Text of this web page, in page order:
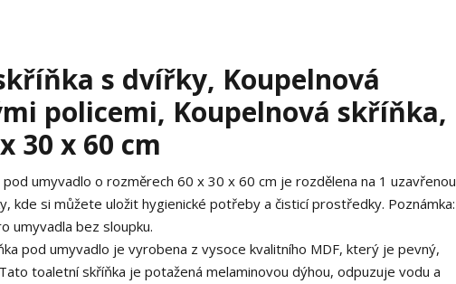
s dvířky, Koupelnová
policemi, Koupelnová skříňka,
30 x 60 cm
umyvadlo o rozměrech 60 x 30 x 60 cm je rozdělena na 1 uzavřenou
kde si můžete uložit hygienické potřeby a čisticí prostředky. Poznámka:
umyvadla bez sloupku.
pod umyvadlo je vyrobena z vysoce kvalitního MDF, který je pevný,
toaletní skříňka je potažená melaminovou dýhou, odpuzuje vodu a